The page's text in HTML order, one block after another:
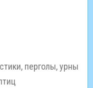
перголы, урны